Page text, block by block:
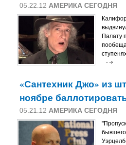
05.22.12 АМЕРИКА СЕГОДНЯ
Палату
«Сантехник Джо» из
ноябре
05.21.12 АМЕРИКА СЕГОДНЯ